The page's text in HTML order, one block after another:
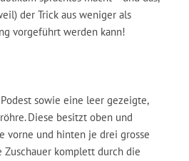
der Trick aus weniger als
vorgeführt werden kann!
sowie eine leer gezeigte,
Diese besitzt oben und
vorne und hinten je drei grosse
Zuschauer komplett durch die